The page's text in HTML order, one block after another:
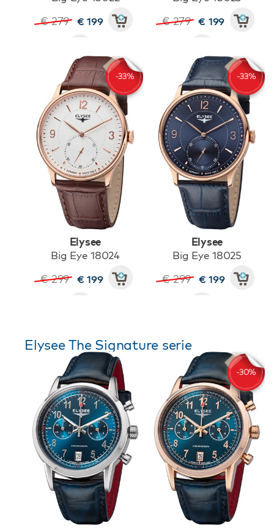
€ 279 € 199 € 279 € 199
Elysee
Big Eye 18024
€ 299 € 199
Elysee
Big Eye 18025
€ 299 € 199
Elysee The Signature serie